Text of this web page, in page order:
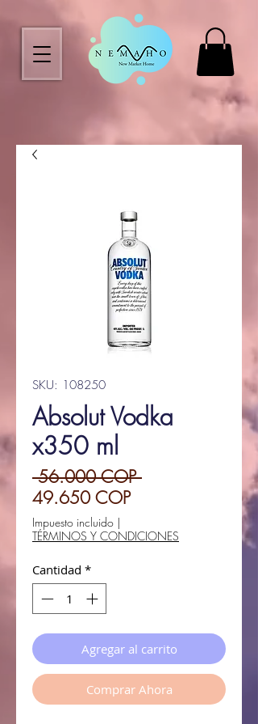
SKU: 108250
Absolut Vodka
x350 ml
56.000 COP Precio
49.650 COPPrecio
oferta
Impuesto incluido |
TÉRMINOS Y CONDICIONES
Cantidad *
Agregar al carrito
Comprar Ahora